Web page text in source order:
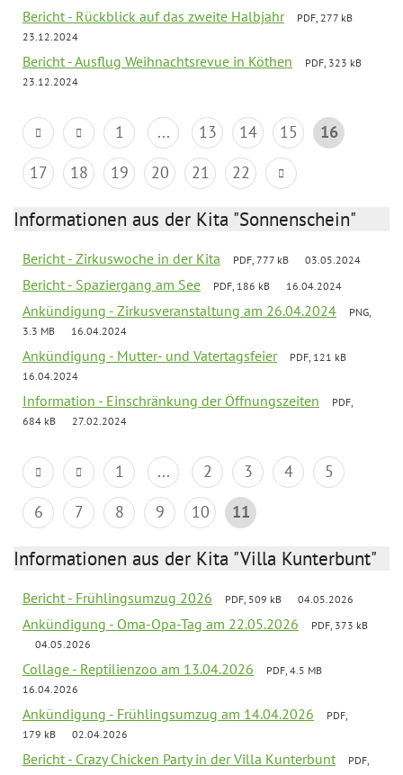
Bericht - Rückblick auf das zweite Halbjahr
PDF, 277 kB
23.12.2024
Bericht - Ausflug Weihnachtsrevue in Köthen
PDF, 323 kB
23.12.2024
1 ... 13 14 15
16
17
18 19 20 21 22
Informationen aus der Kita "Sonnenschein"
Bericht - Zirkuswoche in der Kita PDF, 777 kB 03.05.2024
Bericht - Spaziergang am See PDF, 186 kB 16.04.2024
Ankündigung - Zirkusveranstaltung am 26.04.2024
PNG,
3.3 MB
16.04.2024
Ankündigung - Mutter- und Vatertagsfeier
PDF, 121 kB
16.04.2024
Information - Einschränkung der Öffnungszeiten
PDF,
684 kB
27.02.2024
1 ... 2 3 4
5
6
7 8 9 10 11
Informationen aus der Kita "Villa Kunterbunt"
Bericht - Frühlingsumzug 2026 PDF, 509 kB 04.05.2026
Ankündigung - Oma-Opa-Tag am 22.05.2026
PDF, 373 kB
04.05.2026
Collage - Reptilienzoo am 13.04.2026
PDF, 4.5 MB
16.04.2026
Ankündigung - Frühlingsumzug am 14.04.2026
PDF,
179 kB
02.04.2026
Bericht - Crazy Chicken Party in der Villa Kunterbunt
PDF,